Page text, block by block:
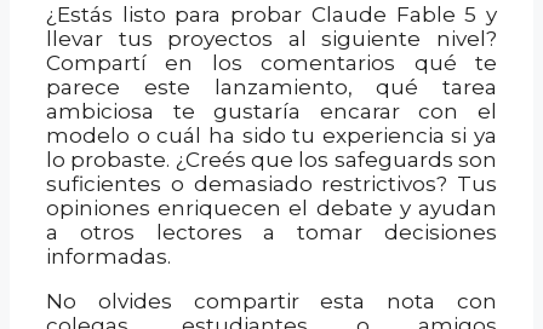
¿Estás listo para probar Claude Fable 5 y
llevar tus proyectos al siguiente nivel?
Compartí en los comentarios qué te
parece este lanzamiento, qué tarea
ambiciosa te gustaría encarar con el
modelo o cuál ha sido tu experiencia si ya
lo probaste. ¿Creés que los safeguards son
suficientes o demasiado restrictivos? Tus
opiniones enriquecen el debate y ayudan
a otros lectores a tomar decisiones
informadas.
No olvides compartir esta nota con